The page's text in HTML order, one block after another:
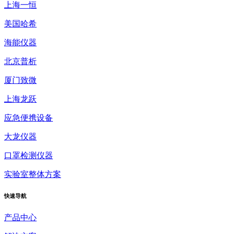
上海一恒
美国哈希
海能仪器
北京普析
厦门致微
上海龙跃
应急便携设备
大龙仪器
口罩检测仪器
实验室整体方案
快速导航
产品中心